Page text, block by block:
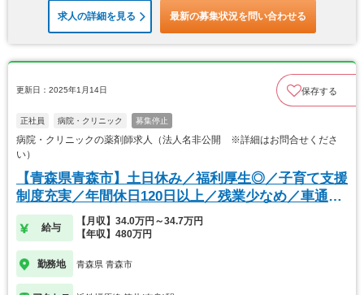
求人の詳細を見る 最新の募集状況を問い合わせる
更新日：2025年1月14日 保存する
正社員 病院・クリニック 募集停止
病院・クリニックの薬剤師求人（法人名非公開 ※詳細はお問合せくださ
い）
【青森県青森市】土日休み／福利厚生◎／子育て支援
制度充実／年間休日120日以上／残業少なめ／車通勤
可
給与
【月収】34.0万円～34.7万円
【年収】480万円
勤務地 青森県 青森市